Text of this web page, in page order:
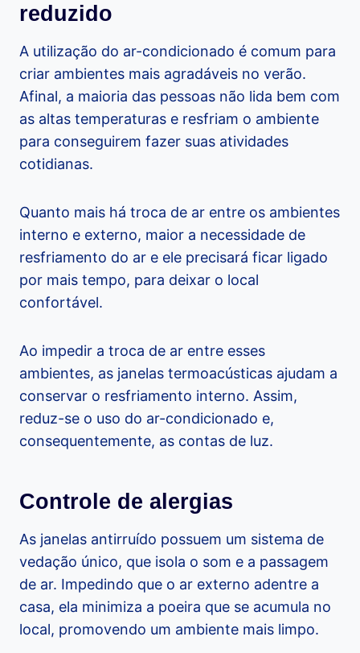
reduzido
A utilização do ar-condicionado é comum para
criar ambientes mais agradáveis no verão.
Afinal, a maioria das pessoas não lida bem com
as altas temperaturas e resfriam o ambiente
para conseguirem fazer suas atividades
cotidianas.
Quanto mais há troca de ar entre os ambientes
interno e externo, maior a necessidade de
resfriamento do ar e ele precisará ficar ligado
por mais tempo, para deixar o local
confortável.
Ao impedir a troca de ar entre esses
ambientes, as janelas termoacústicas ajudam a
conservar o resfriamento interno. Assim,
reduz-se o uso do ar-condicionado e,
consequentemente, as contas de luz.
Controle de alergias
As janelas antirruído possuem um sistema de
vedação único, que isola o som e a passagem
de ar. Impedindo que o ar externo adentre a
casa, ela minimiza a poeira que se acumula no
local, promovendo um ambiente mais limpo.